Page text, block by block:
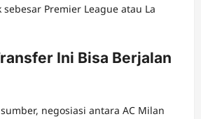
Premier League atau La
Ini Bisa Berjalan
negosiasi antara AC Milan